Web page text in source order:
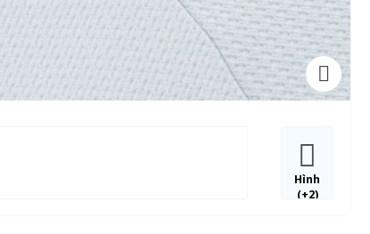
Hình
(+2)